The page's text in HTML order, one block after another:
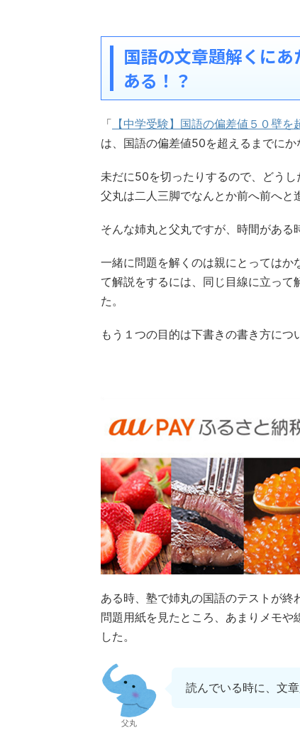
国語の文章題解くに
ある！？
「 【中学受験】国語の偏差値５０壁
は、国語の偏差値50を超えるまでにか
未だに50を切ったりするので、どう
父丸は二人三脚でなんとか前へ前へと
そんな姉丸と父丸ですが、時間がある
一緒に問題を解くのは親にとっては
て解説をするには、同じ目線に立っ
た。
もう１つの目的は下書きの書き方につ
ある時、塾で姉丸の国語のテストが
問題用紙を見たところ、あまりメモや
した。
父丸
読んでいる時に、文